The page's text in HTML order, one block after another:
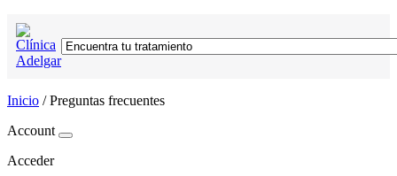
Inicio /Preguntas frecuentes
Account
Acceder